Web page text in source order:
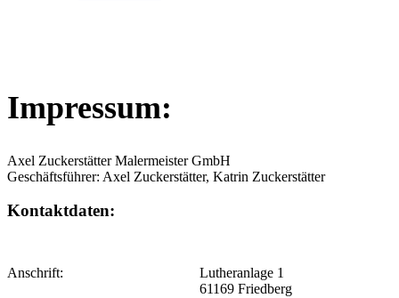
Impressum:
Axel Zuckerstätter Malermeister GmbH
Geschäftsführer: Axel Zuckerstätter, Katrin Zuckerstätter
Kontaktdaten:
Anschrift:
Lutheranlage 1
61169 Friedberg